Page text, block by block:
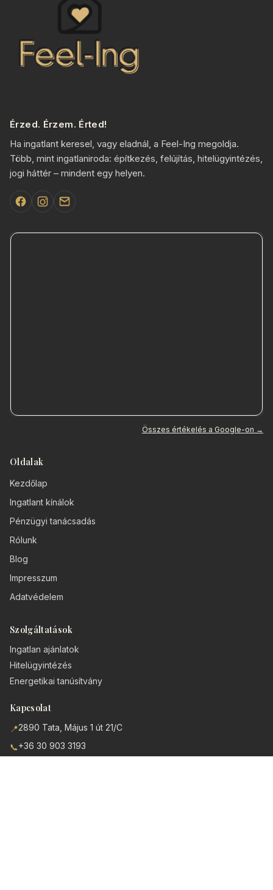
Érzed. Érzem. Érted!
Ha ingatlant keresel, vagy eladnál, a Feel-Ing megoldja.
Több, mint ingatlaniroda: építkezés, felújítás, hitelügyintézés,
jogi háttér – mindent egy helyen.
Összes értékelés a Google-on →
Oldalak
Kezdőlap
Ingatlant kínálok
Pénzügyi tanácsadás
Rólunk
Blog
Impresszum
Adatvédelem
Szolgáltatások
Ingatlan ajánlatok
Hitelügyintézés
Energetikai tanúsítvány
Kapcsolat
📍2890 Tata, Május 1 út 21/C
📞+36 30 903 3193